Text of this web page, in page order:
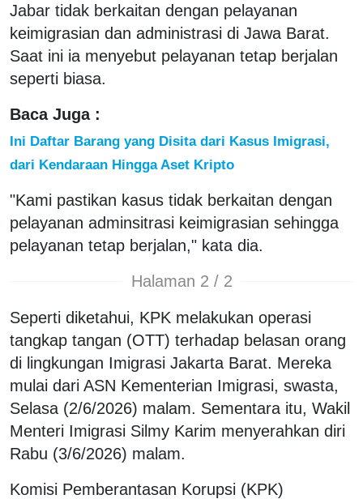
Jabar tidak berkaitan dengan pelayanan
keimigrasian dan administrasi di Jawa Barat.
Saat ini ia menyebut pelayanan tetap berjalan
seperti biasa.
Baca Juga :
Ini Daftar Barang yang Disita dari Kasus Imigrasi,
dari Kendaraan Hingga Aset Kripto
"Kami pastikan kasus tidak berkaitan dengan
pelayanan adminsitrasi keimigrasian sehingga
pelayanan tetap berjalan," kata dia.
Halaman 2 / 2
Seperti diketahui, KPK melakukan operasi
tangkap tangan (OTT) terhadap belasan orang
di lingkungan Imigrasi Jakarta Barat. Mereka
mulai dari ASN Kementerian Imigrasi, swasta,
Selasa (2/6/2026) malam. Sementara itu, Wakil
Menteri Imigrasi Silmy Karim menyerahkan diri
Rabu (3/6/2026) malam.
Komisi Pemberantasan Korupsi (KPK)